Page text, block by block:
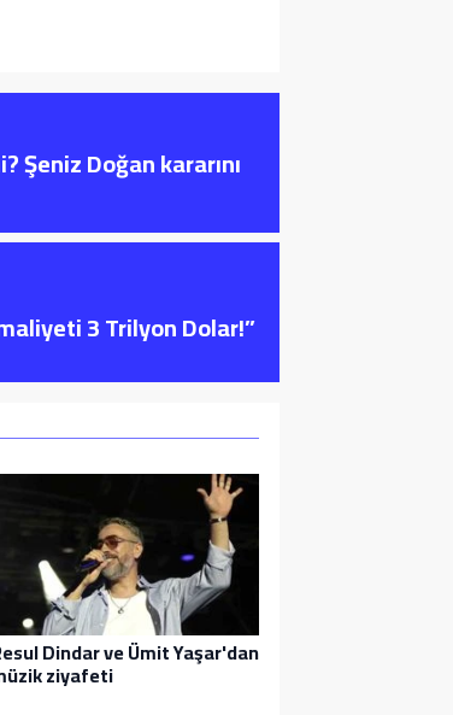
Şeniz Doğan kararını
3 Trilyon Dolar!”
Dindar ve Ümit Yaşar'dan
ziyafeti